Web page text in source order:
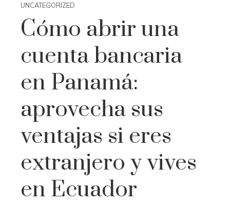
UNCATEGORIZED
Cómo abrir una
cuenta bancaria
en Panamá:
aprovecha sus
ventajas si eres
extranjero y vives
en Ecuador